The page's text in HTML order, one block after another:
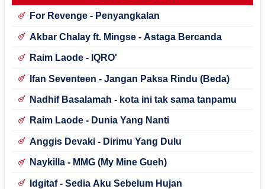
For Revenge - Penyangkalan
Akbar Chalay ft. Mingse - Astaga Bercanda
Raim Laode - IQRO'
Ifan Seventeen - Jangan Paksa Rindu (Beda)
Nadhif Basalamah - kota ini tak sama tanpamu
Raim Laode - Dunia Yang Nanti
Anggis Devaki - Dirimu Yang Dulu
Naykilla - MMG (My Mine Gueh)
Idgitaf - Sedia Aku Sebelum Hujan